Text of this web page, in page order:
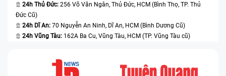
24h Thủ Đức: 256 Võ Văn Ngân, Thủ Đức, HCM (Bình Thọ, TP. Thủ
Đức Cũ)
24h Dĩ An: 70 Nguyễn An Ninh, Dĩ An, HCM (Bình Dương Cũ)
24h Vũng Tàu: 162A Ba Cu, Vũng Tàu, HCM (TP. Vũng Tàu cũ)